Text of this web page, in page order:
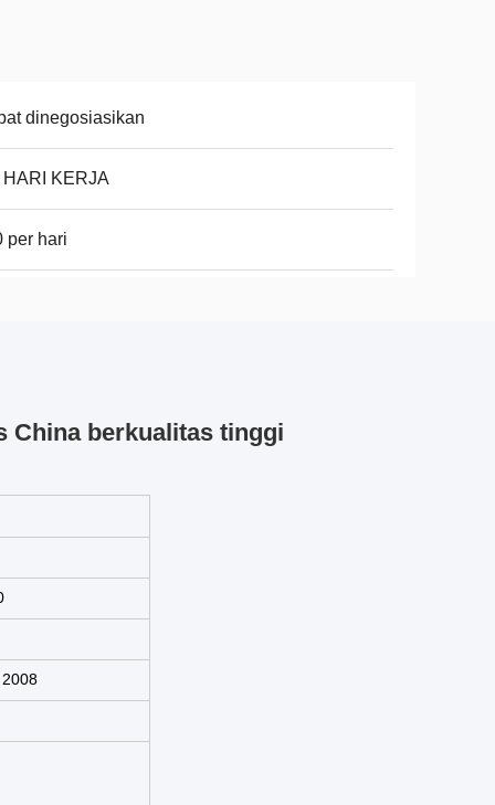
dinegosiasikan
HARI KERJA
per hari
China berkualitas tinggi